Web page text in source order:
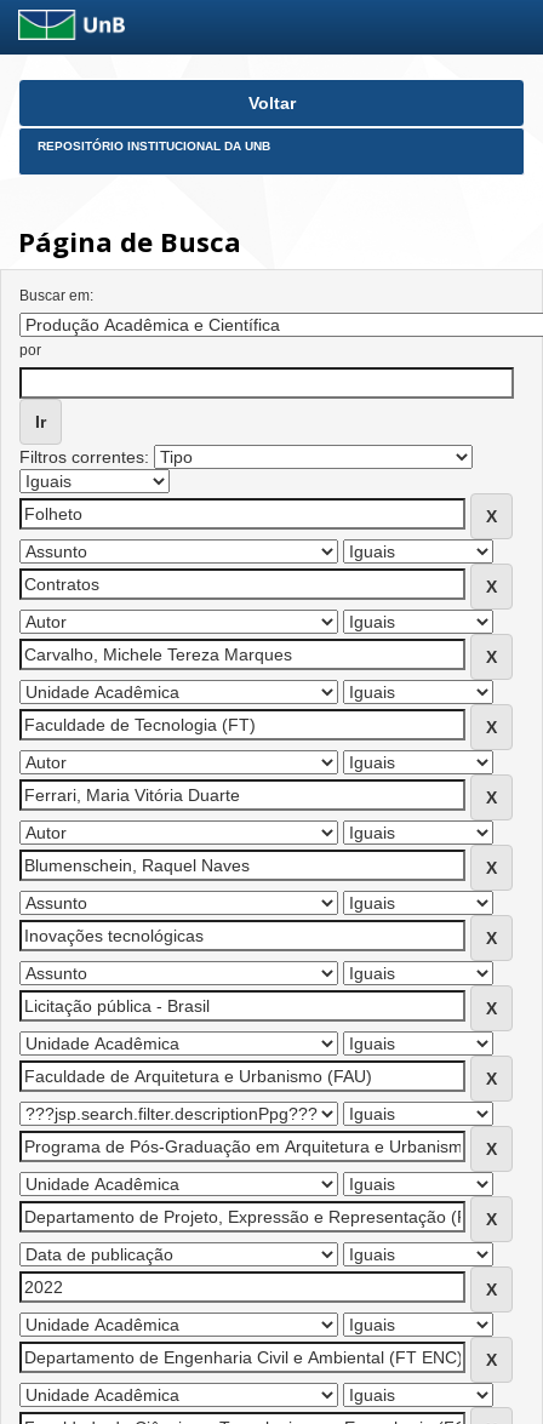
Skip
Voltar
REPOSITÓRIO INSTITUCIONAL DA UNB
Página de Busca
Buscar em:
por
Filtros correntes: